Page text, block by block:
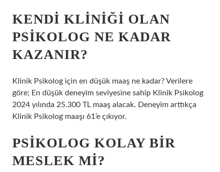
KENDI KLINIĞI OLAN
PSIKOLOG NE KADAR
KAZANIR?
Klinik Psikolog için en düşük maaş ne kadar? Verilere
göre; En düşük deneyim seviyesine sahip Klinik Psikolog
2024 yılında 25.300 TL maaş alacak. Deneyim arttıkça
Klinik Psikolog maaşı 61’e çıkıyor.
PSIKOLOG KOLAY BIR
MESLEK MI?